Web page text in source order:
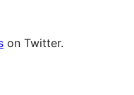
on Twitter.